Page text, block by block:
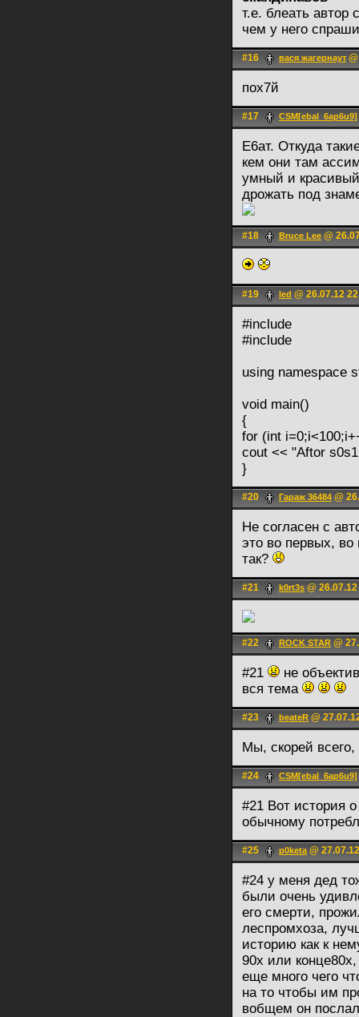
т.е. блеать
чем у него
#16 вася жагернаут
пох7й
#17 CSM[ebal_6ap6u9]
Е6ат. Откуда
кем они там
умный и
дрожать под
#18 Bruce Lee @
#19 led @ 26.07.12
#include
#include
using namespace
void main()
{
for (int
cout << "Aftor
}
#20 Гараж 36484 @
Не согласен с
это во первых,
так?
#21 k0rt3s @
#22 ROCK STAR @
#21
не
вся тема
#23 beateR @
Мы, скорей
#24 CSM[ebal_6ap6u9]
#21 Вот история
обычному
#25 p0keta@
#24 у меня дед
были очень
его смерти,
леспромхоза,
историю как к
90х или
еще много чего
на то чтобы им
вобщем он